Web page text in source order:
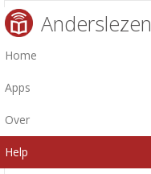
Anderslezen
Home
Apps
Over
Help